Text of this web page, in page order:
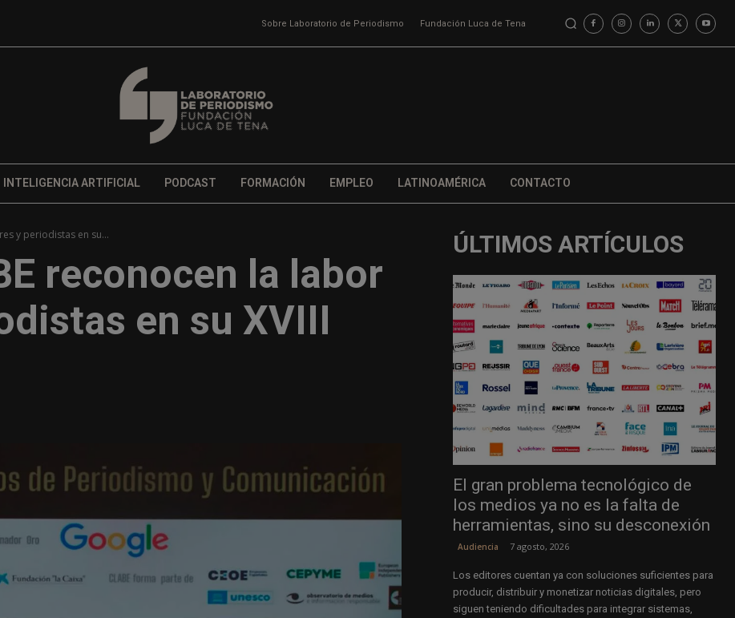
Sobre Laboratorio de Periodismo Fundación Luca de Tena
INTELIGENCIA ARTIFICIAL PODCAST FORMACIÓN EMPLEO LATINOAMÉRICA CONTACTO
y periodistas en su...
reconocen la labor
en su XVIII
ÚLTIMOS ARTÍCULOS
El gran problema tecnológico de
los medios ya no es la falta de
herramientas, sino su desconexión
Audiencia 7 agosto, 2026
Los editores cuentan ya con soluciones suficientes para
producir, distribuir y monetizar noticias digitales, pero
siguen teniendo dificultades para integrar sistemas,